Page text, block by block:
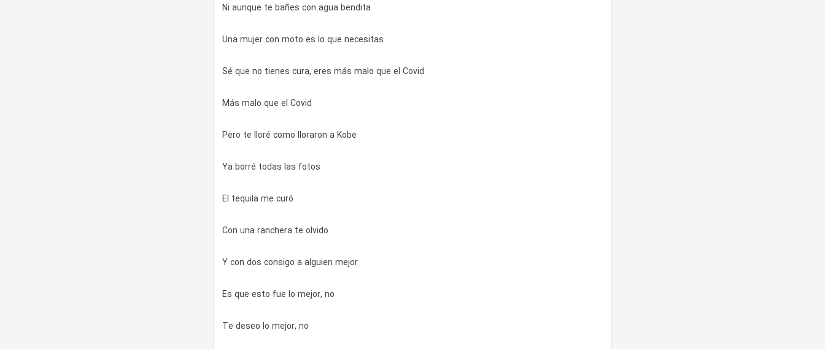
Ni aunque te bañes con agua bendita
Una mujer con moto es lo que necesitas
Sé que no tienes cura, eres más malo que el Covid
Más malo que el Covid
Pero te lloré como lloraron a Kobe
Ya borré todas las fotos
El tequila me curó
Con una ranchera te olvido
Y con dos consigo a alguien mejor
Es que esto fue lo mejor, no
Te deseo lo mejor, no